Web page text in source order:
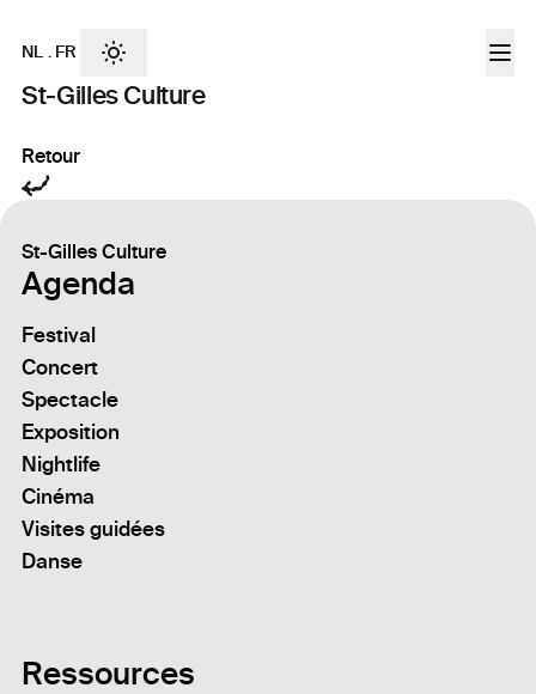
St-Gilles Culture
NL . FR
Retour
St-Gilles Culture
Agenda
Festival
Concert
Spectacle
Exposition
Nightlife
Cinéma
Visites guidées
Danse
Ressources